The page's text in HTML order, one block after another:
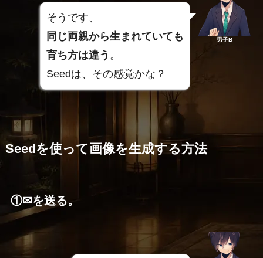
そうです、
同じ両親から生まれていても
育ち方は違う 。
Seedは、その感覚かな？
男子B
Seedを使って画像を生成する方法
①✉を送る。